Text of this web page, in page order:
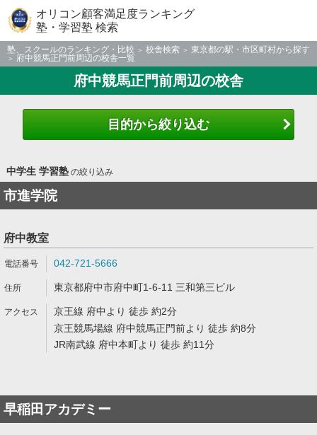
オリコン顧客満足度ランキング
塾・学習塾 検索
塾、スクールのランキング・比較 校舎検索
東京都の駅・市区町村から探す
府中競馬正門前周辺の校舎一覧
府中競馬正門前周辺の校舎
目的から絞り込む
中学生 学習塾の絞り込み
市進学院
府中教室
042-721-5666
東京都府中市府中町1-6-11 三和第三ビル
京王線 府中より 徒歩 約2分
京王競馬場線 府中競馬正門前より 徒歩 約8分
JR南武線 府中本町より 徒歩 約11分
早稲田アカデミー